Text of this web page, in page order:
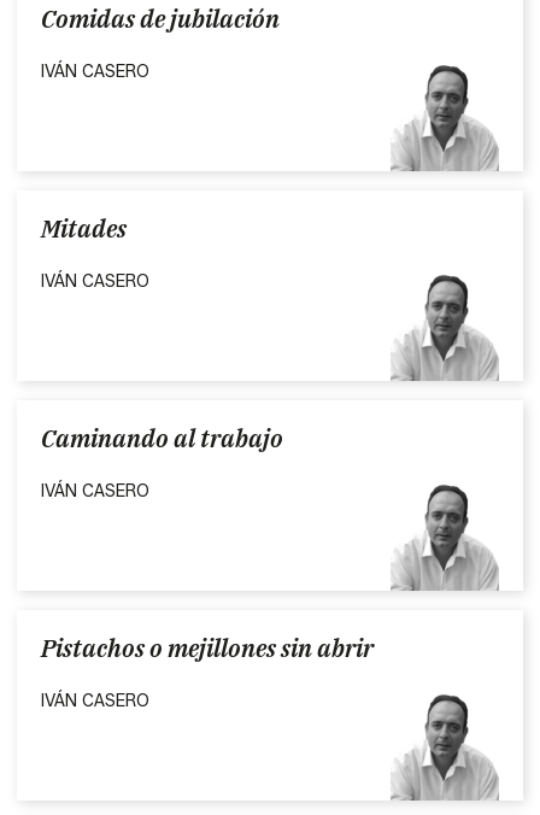
Comidas de jubilación
IVÁN CASERO
Mitades
IVÁN CASERO
Caminando al trabajo
IVÁN CASERO
Pistachos o mejillones sin abrir
IVÁN CASERO